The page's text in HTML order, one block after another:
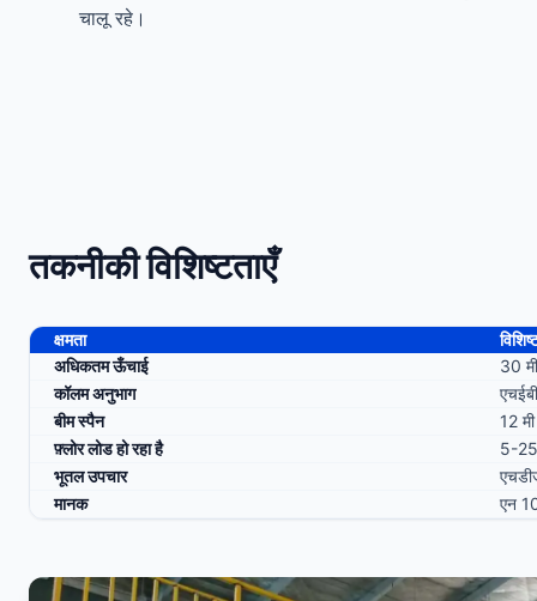
चालू रहे।
तकनीकी विशिष्टताएँ
क्षमता
अधिकतम ऊँचाई
30
कॉलम अनुभाग
बीम स्पैन
12
फ़्लोर लोड हो रहा है
5-
भूतल उपचार
मानक
एन